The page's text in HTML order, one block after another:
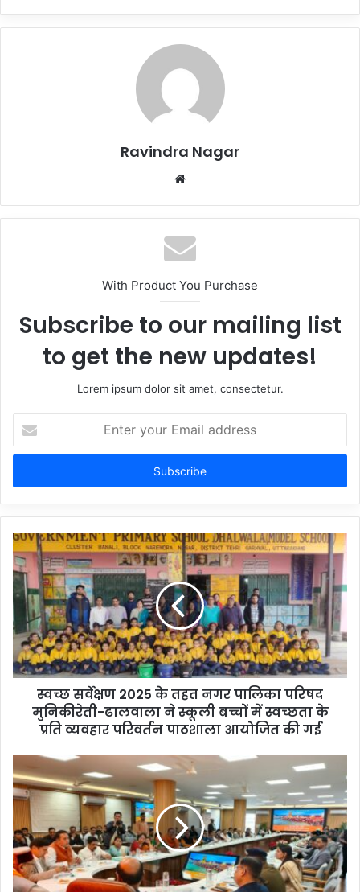
Ravindra Nagar
Website
With Product You Purchase
Subscribe to our mailing list
to get the new updates!
Lorem ipsum dolor sit amet, consectetur.
your
Email
स्वच्छ सर्वेक्षण 2025 के तहत नगर पालिका परिषद
मुनिकीरेती-ढालवाला ने स्कूली बच्चों में स्वच्छता के
प्रति व्यवहार परिवर्तन पाठशाला आयोजित की गई